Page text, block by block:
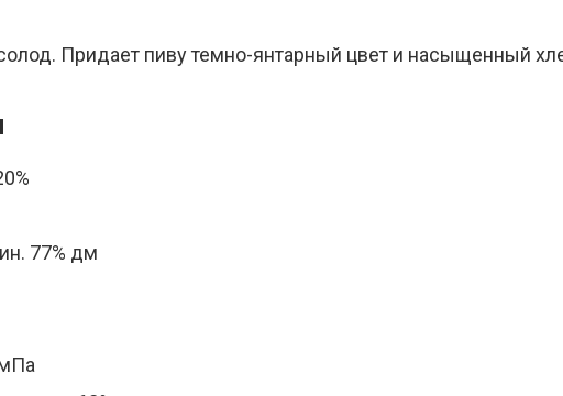
Придает пиву темно-янтарный цвет и насыщенный
77% дм